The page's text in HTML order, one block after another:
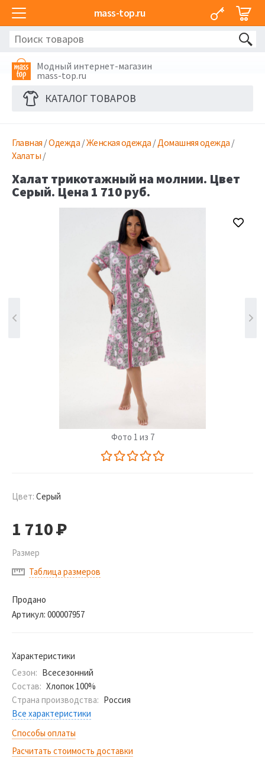
mass-top.ru
Модный интернет-магазин
mass-top.ru
КАТАЛОГ ТОВАРОВ
Главная /Одежда /Женская одежда /Домашняя одежда /
Халаты /
Халат трикотажный на молнии. Цвет
Серый. Цена 1 710 руб.
Фото 1 из 7
Цвет: Серый
1 710Р
Размер
Таблица размеров
Продано
Артикул: 000007957
Характеристики
Сезон: Всесезонний
Состав: Хлопок 100%
Страна производства: Россия
Все характеристики
Способы оплаты
Расчитать стоимость доставки